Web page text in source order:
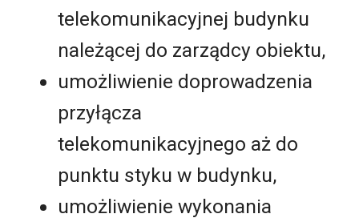
telekomunikacyjnej budynku
należącej do zarządcy obiektu,
umożliwienie doprowadzenia
przyłącza
telekomunikacyjnego aż do
punktu styku w budynku,
umożliwienie wykonania